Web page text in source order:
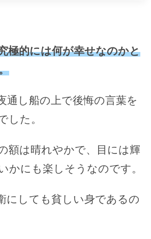
極的には何が幸せなのかと
通し船の上で後悔の言葉を
した。
額は晴れやかで、目には輝
かにも楽しそうなのです。
にしても貧しい身であるの